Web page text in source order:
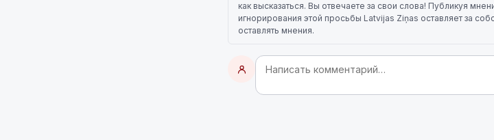
как высказаться. Вы отвечаете за свои слова! Публикуя
игнорирования этой просьбы Latvijas Ziņas оставляет за
оставлять мнения.